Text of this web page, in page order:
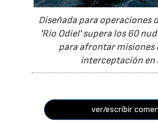
Diseñada para operaciones
'Río Odiel' supera los 60
para afrontar misiones
interceptación en
ver/escribir